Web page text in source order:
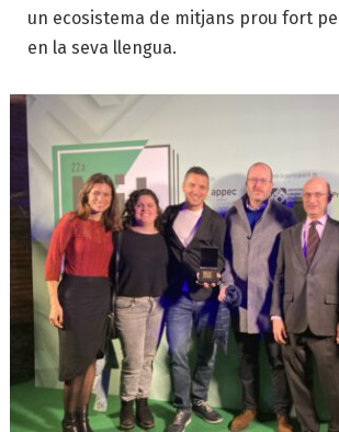
un ecosistema de mitjans prou fort
en la seva llengua.